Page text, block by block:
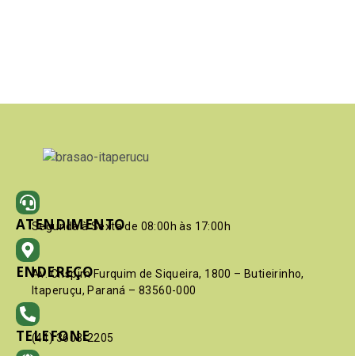
ATENDIMENTO
Segunda à Sexta de 08:00h às 17:00h
ENDEREÇO
Av. Crispim Furquim de Siqueira, 1800 – Butieirinho,
Itaperuçu, Paraná – 83560-000
TELEFONE
(41) 3603-2205